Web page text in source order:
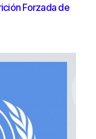
Forzada de